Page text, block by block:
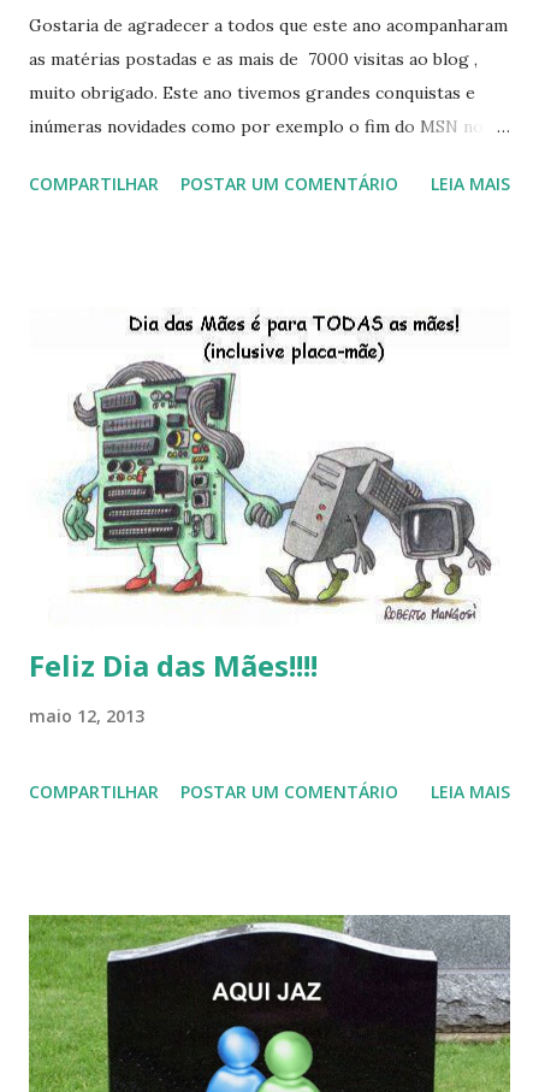
Gostaria de agradecer a todos que este ano acompanharam
as matérias postadas e as mais de 7000 visitas ao blog ,
muito obrigado. Este ano tivemos grandes conquistas e
inúmeras novidades como por exemplo o fim do MSN no
do Kaiana que será lançada em 2013, distro nacional , a
do LibreOffice , o IX Latinoware, a Microsoft boicotando o
Linux (como sempre), o lançamento do Windows 8 e a sua
baixa taxa de adesão pelos usuários, entre out ros. Gostaria
de desejar a todos Boas Festas e que em 2013 possamos
estar juntos novamente. Feliz Natal!!!! F eli z 2013 a todos!!!
COMPARTILHAR POSTAR UM COMENTÁRIO LEIA MAIS
Feliz Dia das Mães!!!!
maio 12, 2013
COMPARTILHAR POSTAR UM COMENTÁRIO LEIA MAIS